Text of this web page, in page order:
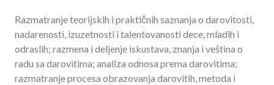
Razmatranje teorijskih i praktičnih saznanja o darovitosti,
nadarenosti, izuzetnosti i talentovanosti dece, mladih i
odraslih; razmena i deljenje iskustava, znanja i veština o
radu sa darovitima; analiza odnosa prema darovitima;
razmatranje procesa obrazovanja darovitih, metoda i